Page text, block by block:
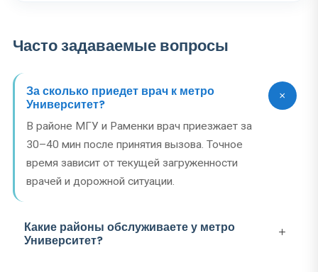
Часто задаваемые вопросы
За сколько приедет врач к метро
Университет?
В районе МГУ и Раменки врач приезжает за
30–40 мин после принятия вызова. Точное
время зависит от текущей загруженности
врачей и дорожной ситуации.
Какие районы обслуживаете у метро
Университет?